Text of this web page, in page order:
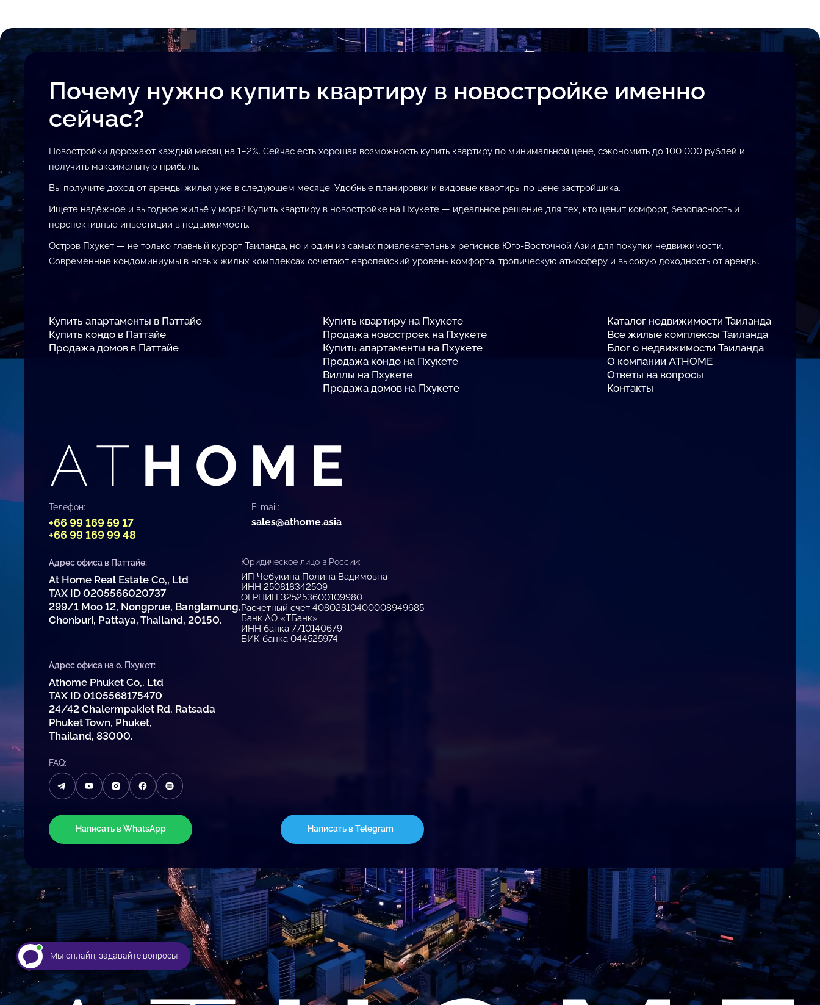
Почему нужно купить квартиру в новостройке именно
сейчас?
Новостройки дорожают каждый месяц на 1–2%. Сейчас есть хорошая возможность купить квартиру по минимальной цене, сэкономить до 100 000 рублей и
получить максимальную прибыль.
Вы получите доход от аренды жилья уже в следующем месяце. Удобные планировки и видовые квартиры по цене застройщика.
Ищете надёжное и выгодное жильё у моря? Купить квартиру в новостройке на Пхукете — идеальное решение для тех, кто ценит комфорт, безопасность и
перспективные инвестиции в недвижимость.
Остров Пхукет — не только главный курорт Таиланда, но и один из самых привлекательных регионов Юго-Восточной Азии для покупки недвижимости.
Современные кондоминиумы в новых жилых комплексах сочетают европейский уровень комфорта, тропическую атмосферу и высокую доходность от аренды.
Купить апартаменты в Паттайе
Купить кондо в Паттайе
Продажа домов в Паттайе
Купить квартиру на Пхукете
Продажа новостроек на Пхукете
Купить апартаменты на Пхукете
Продажа кондо на Пхукете
Виллы на Пхукете
Продажа домов на Пхукете
Каталог недвижимости Таиланда
Все жилые комплексы Таиланда
Блог о недвижимости Таиланда
О компании ATHOME
Ответы на вопросы
Контакты
Телефон:
+66 99 169 59 17
+66 99 169 99 48
E-mail:
sales@athome.asia
Адрес офиса в Паттайе:
At Home Real Estate Co,, Ltd
TAX ID 0205566020737
299/1 Moo 12, Nongprue, Banglamung,
Chonburi, Pattaya, Thailand, 20150.
Юридическое лицо в России:
ИП Чебукина Полина Вадимовна
ИНН 250818342509
ОГРНИП 325253600109980
Расчетный счет 40802810400008949685
Банк АО «ТБанк»
ИНН банка 7710140679
БИК банка 044525974
Адрес офиса на о. Пхукет:
Athome Phuket Co,. Ltd
TAX ID 0105568175470
24/42 Chalermpakiet Rd. Ratsada
Phuket Town, Phuket,
Thailand, 83000.
FAQ:
Написать в WhatsApp Написать в Telegram
Мы онлайн, задавайте вопросы!